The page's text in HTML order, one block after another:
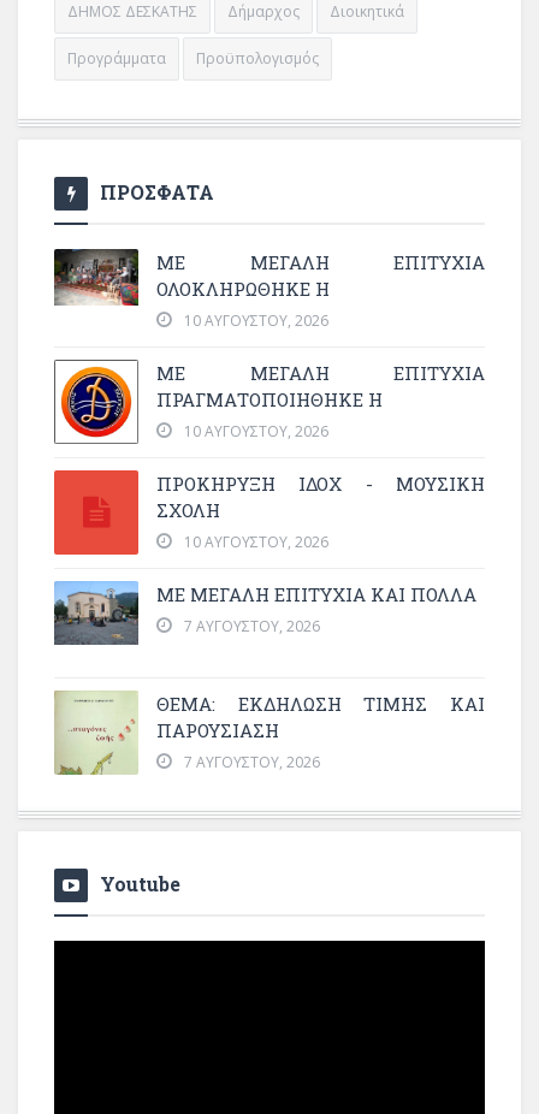
ΔΗΜΟΣ ΔΕΣΚΑΤΗΣ Δήμαρχος Διοικητικά
Προγράμματα Προϋπολογισμός
ΠΡΟΣΦΑΤΑ
ΜΕ ΜΕΓΆΛΗ ΕΠΙΤΥΧΊΑ
ΟΛΟΚΛΗΡΏΘΗΚΕ Η
10 ΑΥΓΟΎΣΤΟΥ, 2026
ΜΕ ΜΕΓΆΛΗ ΕΠΙΤΥΧΊΑ
ΠΡΑΓΜΑΤΟΠΟΙΉΘΗΚΕ Η
10 ΑΥΓΟΎΣΤΟΥ, 2026
ΠΡΟΚΗΡΥΞΗ ΙΔΟΧ - ΜΟΥΣΙΚΗ
ΣΧΟΛΗ
10 ΑΥΓΟΎΣΤΟΥ, 2026
ΜΕ ΜΕΓΆΛΗ ΕΠΙΤΥΧΊΑ ΚΑΙ ΠΟΛΛΆ
7 ΑΥΓΟΎΣΤΟΥ, 2026
ΘΈΜΑ: ΕΚΔΉΛΩΣΗ ΤΙΜΉΣ ΚΑΙ
ΠΑΡΟΥΣΊΑΣΗ
7 ΑΥΓΟΎΣΤΟΥ, 2026
Youtube